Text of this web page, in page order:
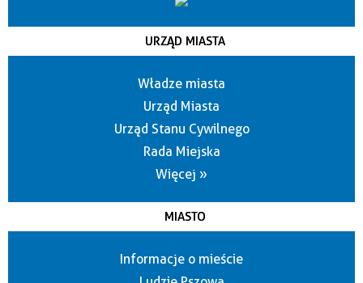
URZĄD MIASTA
Władze miasta
Urząd Miasta
Urząd Stanu Cywilnego
Rada Miejska
Więcej »
MIASTO
Informacje o mieście